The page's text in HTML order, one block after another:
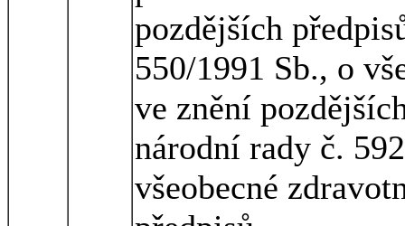
pozdějších
550/1991 Sb., o
ve znění
národní rady č.
všeobecné